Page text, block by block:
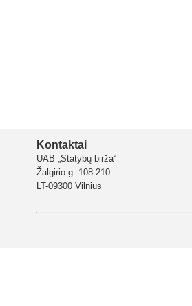
Kontaktai
UAB „Statybų birža“
Žalgirio g. 108-210
LT-09300 Vilnius